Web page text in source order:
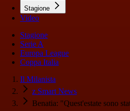
Stagione
Video
Stagione
Serie A
Europa League
Coppa Italia
Il Milanista
z Smart News
Benatia: "Quest'estate sono